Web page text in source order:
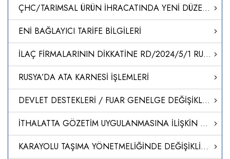
ÇHC/TARIMSAL ÜRÜN İHRACATINDA YENİ DÜZENLEMELER
ENİ BAĞLAYICI TARİFE BİLGİLERİ
İLAÇ FİRMALARININ DİKKATİNE RD/2024/5/1 RUHSAT BAŞVURU SÜREÇLERİNİN BAŞLATILMASI
RUSYA’DA ATA KARNESİ İŞLEMLERİ
DEVLET DESTEKLERİ / FUAR GENELGE DEĞİŞİKLİĞİ HK.
İTHALATTA GÖZETİM UYGULANMASINA İLİŞKİN TEBLİĞ (TEBLİĞ NO: 2024/6)’DE DEĞİŞİKLİK YAPILMASINA DAİR TEBLİĞ
KARAYOLU TAŞIMA YÖNETMELİĞİNDE DEĞİŞİKLİK YAPILMASINA DAİR YÖNETMELİK